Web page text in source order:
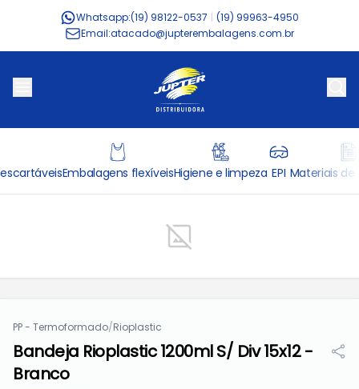
Whatsapp:(19) 98122-0537
(19) 99963-4950
Email:atacado@jupterembalagens.com.br
Embalagens flexíveisHigiene e limpeza EPI Materiais de
PP - Termoformado/Rioplastic
Bandeja Rioplastic 1200ml S/ Div 15x12 -
Branco